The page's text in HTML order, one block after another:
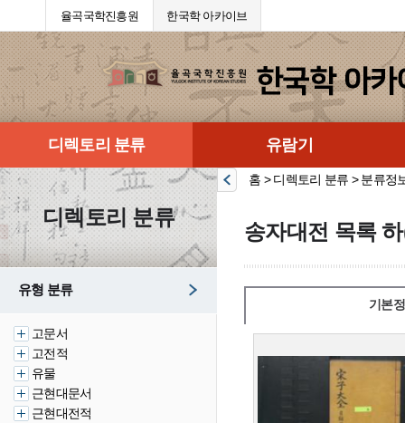
율곡국학진흥원 한국학 아카이브
디렉토리 분류 유람기
디렉토리 분류
유형 분류
고문서
고전적
유물
근현대문서
근현대전적
홈 > 디렉토리 분류 > 분류정
송자대전 목록
기본